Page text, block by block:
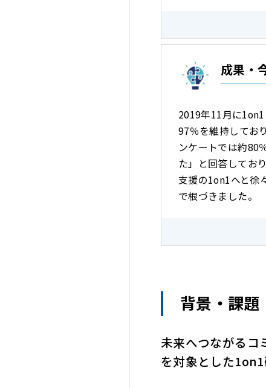
成果・
2019年11月に
97％を維持してお
ンケートでは約80
た」と回答してお
支援の1on1へと徐
で根づきました。
背景・課題
未来へつながるコ
を対象とした